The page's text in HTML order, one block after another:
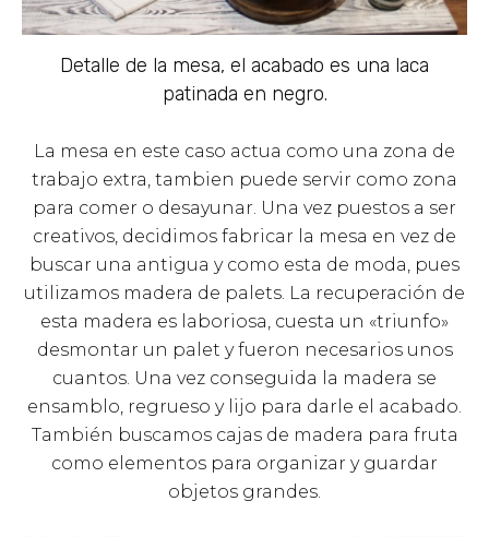
Detalle de la mesa, el acabado es una laca
patinada en negro.
La mesa en este caso actua como una zona de
trabajo extra, tambien puede servir como zona
para comer o desayunar. Una vez puestos a ser
creativos, decidimos fabricar la mesa en vez de
buscar una antigua y como esta de moda, pues
utilizamos madera de palets. La recuperación de
esta madera es laboriosa, cuesta un «triunfo»
desmontar un palet y fueron necesarios unos
cuantos. Una vez conseguida la madera se
ensamblo, regrueso y lijo para darle el acabado.
También buscamos cajas de madera para fruta
como elementos para organizar y guardar
objetos grandes.